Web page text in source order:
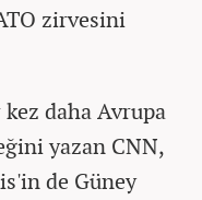
zirvesini
daha Avrupa
yazan CNN,
de Güney